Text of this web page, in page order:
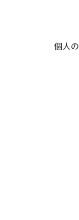
個人